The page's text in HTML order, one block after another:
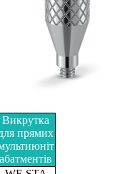
Викрутка
прямих
абатментів